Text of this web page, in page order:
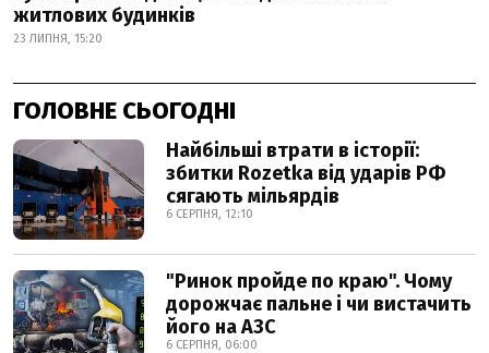
житлових будинків
23 ЛИПНЯ, 15:20
ГОЛОВНЕ СЬОГОДНІ
Найбільші втрати в історії:
збитки Rozetka від ударів РФ
сягають мільярдів
6 СЕРПНЯ, 12:10
"Ринок пройде по краю". Чому
дорожчає пальне і чи вистачить
його на АЗС
6 СЕРПНЯ, 06:00